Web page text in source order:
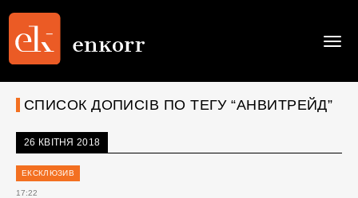
СПИСОК ДОПИСІВ ПО ТЕГУ “АНВИТРЕЙД”
26 КВІТНЯ 2018
ЕКСКЛЮЗИВ
17:22